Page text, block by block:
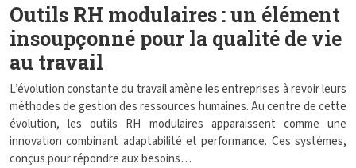
Outils RH modulaires : un élément
insoupçonné pour la qualité de vie
au travail
L’évolution constante du travail amène les entreprises à revoir leurs
méthodes de gestion des ressources humaines. Au centre de cette
évolution, les outils RH modulaires apparaissent comme une
innovation combinant adaptabilité et performance. Ces systèmes,
conçus pour répondre aux besoins…